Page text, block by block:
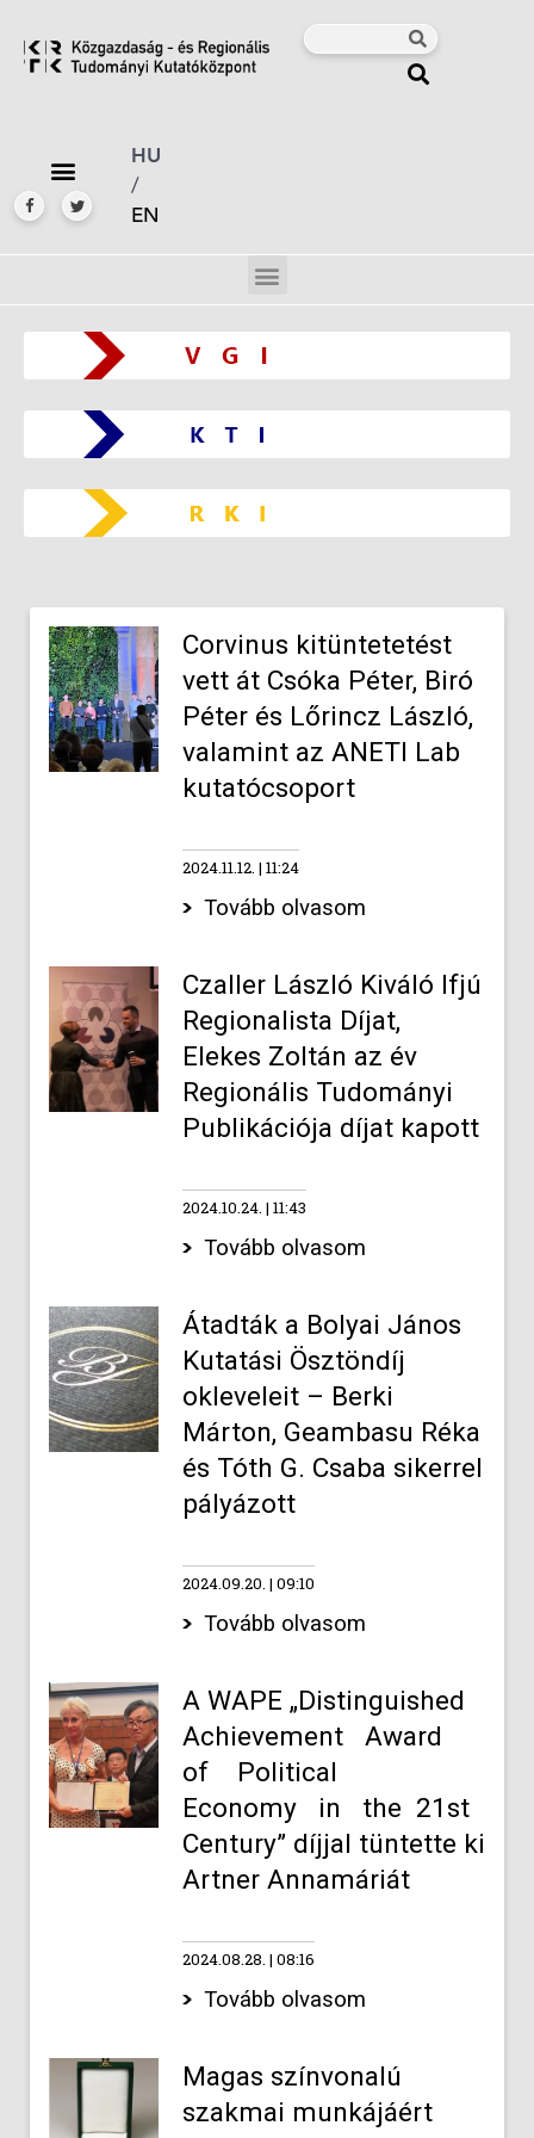
HU
/
EN
Corvinus kitüntetetést
vett át Csóka Péter, Biró
Péter és Lőrincz László,
valamint az ANETI Lab
kutatócsoport
2024.11.12. 11:24
Tovább olvasom
Czaller László Kiváló Ifjú
Regionalista Díjat,
Elekes Zoltán az év
Regionális Tudományi
Publikációja díjat kapott
2024.10.24. 11:43
Tovább olvasom
Átadták a Bolyai János
Kutatási Ösztöndíj
okleveleit – Berki
Márton, Geambasu Réka
és Tóth G. Csaba sikerrel
pályázott
2024.09.20. 09:10
Tovább olvasom
A WAPE „Distinguished
Achievement Award
of Political
Economy in the 21st
Century” díjjal tüntette ki
Artner Annamáriát
2024.08.28. 08:16
Tovább olvasom
Magas színvonalú
szakmai munkájáért